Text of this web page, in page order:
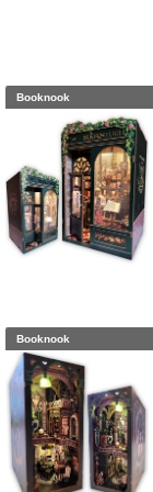
Booknook
Booknook